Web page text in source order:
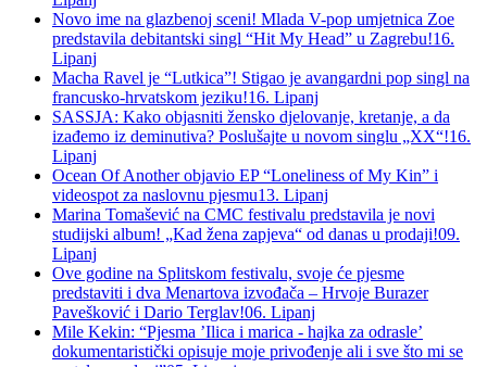
Novo ime na glazbenoj sceni! Mlada V-pop umjetnica Zoe
predstavila debitantski singl “Hit My Head” u Zagrebu!16.
Lipanj
Macha Ravel je “Lutkica”! Stigao je avangardni pop singl na
francusko-hrvatskom jeziku!16. Lipanj
SASSJA: Kako objasniti žensko djelovanje, kretanje, a da
izađemo iz deminutiva? Poslušajte u novom singlu „XX“!16.
Lipanj
Ocean Of Another objavio EP “Loneliness of My Kin” i
videospot za naslovnu pjesmu13. Lipanj
Marina Tomašević na CMC festivalu predstavila je novi
studijski album! „Kad žena zapjeva“ od danas u prodaji!09.
Lipanj
Ove godine na Splitskom festivalu, svoje će pjesme
predstaviti i dva Menartova izvođača – Hrvoje Burazer
Pavešković i Dario Terglav!06. Lipanj
Mile Kekin: “Pjesma ’Ilica i marica - hajka za odrasle’
dokumentaristički opisuje moje privođenje ali i sve što mi se